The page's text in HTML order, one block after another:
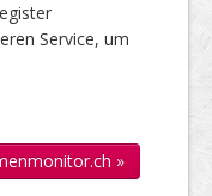
Service, um
»